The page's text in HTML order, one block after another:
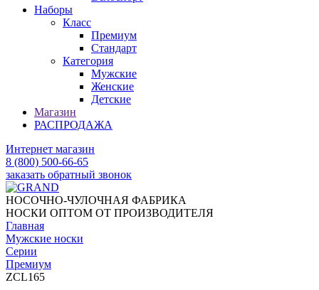
Наборы
Класс
Премиум
Стандарт
Категория
Мужские
Женские
Детские
Магазин
РАСПРОДАЖА
Интернет магазин
8 (800) 500-66-65
заказать обратный звонок
НОСОЧНО-ЧУЛОЧНАЯ ФАБРИКА
НОСКИ ОПТОМ ОТ ПРОИЗВОДИТЕЛЯ
Главная
Мужские носки
Серии
Премиум
ZCL165